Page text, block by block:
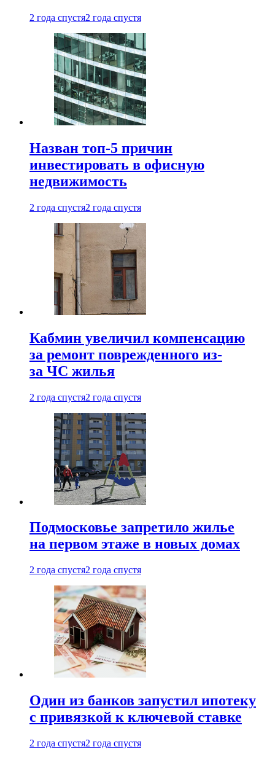
2 года спустя2 года спустя
Назван топ-5 причин
инвестировать в офисную
недвижимость
2 года спустя2 года спустя
Кабмин увеличил компенсацию
за ремонт поврежденного из-
за ЧС жилья
2 года спустя2 года спустя
Подмосковье запретило жилье
на первом этаже в новых домах
2 года спустя2 года спустя
Один из банков запустил ипотеку
с привязкой к ключевой ставке
2 года спустя2 года спустя